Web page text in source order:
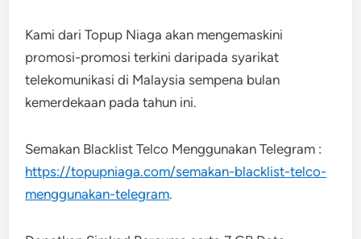
Kami dari Topup Niaga akan mengemaskini
promosi-promosi terkini daripada syarikat
telekomunikasi di Malaysia sempena bulan
kemerdekaan pada tahun ini.
Semakan Blacklist Telco Menggunakan Telegram :
https://topupniaga.com/semakan-blacklist-telco-
menggunakan-telegram.